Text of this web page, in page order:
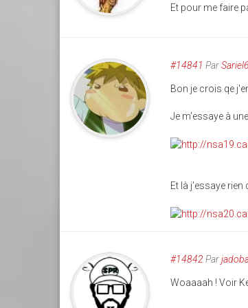
Et pour me faire
#14841 Par
Bon je crois qe
Je m'essaye à
Et là j'essaye rien
#14842 Par
Woaaaah ! Voir